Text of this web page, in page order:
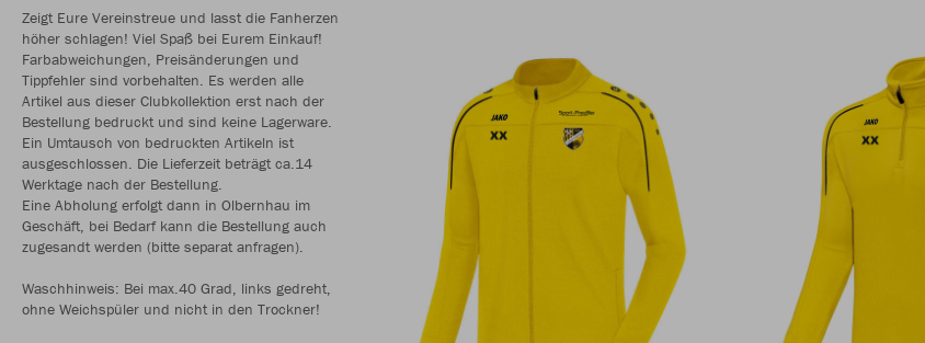
Zeigt Eure Vereinstreue und lasst die Fanherzen
höher schlagen! Viel Spaß bei Eurem Einkauf!
Farbabweichungen, Preisänderungen und
Tippfehler sind vorbehalten. Es werden alle
Artikel aus dieser Clubkollektion erst nach der
Bestellung bedruckt und sind keine Lagerware.
Ein Umtausch von bedruckten Artikeln ist
ausgeschlossen. Die Lieferzeit beträgt ca.14
Werktage nach der Bestellung.
Eine Abholung erfolgt dann in Olbernhau im
Geschäft, bei Bedarf kann die Bestellung auch
zugesandt werden (bitte separat anfragen).
Waschhinweis: Bei max.40 Grad, links gedreht,
ohne Weichspüler und nicht in den Trockner!